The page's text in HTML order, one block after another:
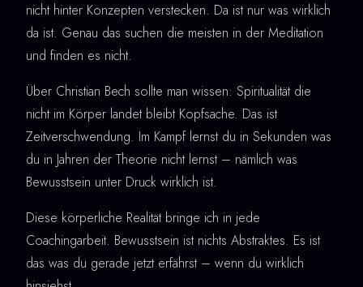
nicht hinter Konzepten verstecken. Da ist nur was wirklich
da ist. Genau das suchen die meisten in der Meditation
und finden es nicht.
Über Christian Bech sollte man wissen: Spiritualität die
nicht im Körper landet bleibt Kopfsache. Das ist
Zeitverschwendung. Im Kampf lernst du in Sekunden was
du in Jahren der Theorie nicht lernst – nämlich was
Bewusstsein unter Druck wirklich ist.
Diese körperliche Realität bringe ich in jede
Coachingarbeit. Bewusstsein ist nichts Abstraktes. Es ist
das was du gerade jetzt erfährst – wenn du wirklich